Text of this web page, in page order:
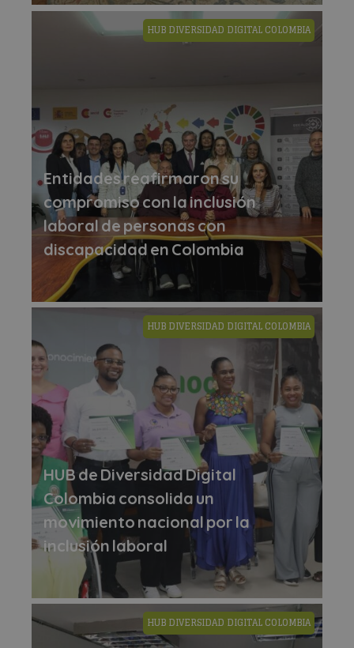
Entidades reafirmaron su
compromiso con la inclusión
laboral de personas con
discapacidad en Colombia
HUB DIVERSIDAD DIGITAL COLOMBIA
HUB de Diversidad Digital
Colombia consolida un
movimiento nacional por la
inclusión laboral
HUB DIVERSIDAD DIGITAL COLOMBIA
HUB DIVERSIDAD DIGITAL COLOMBIA